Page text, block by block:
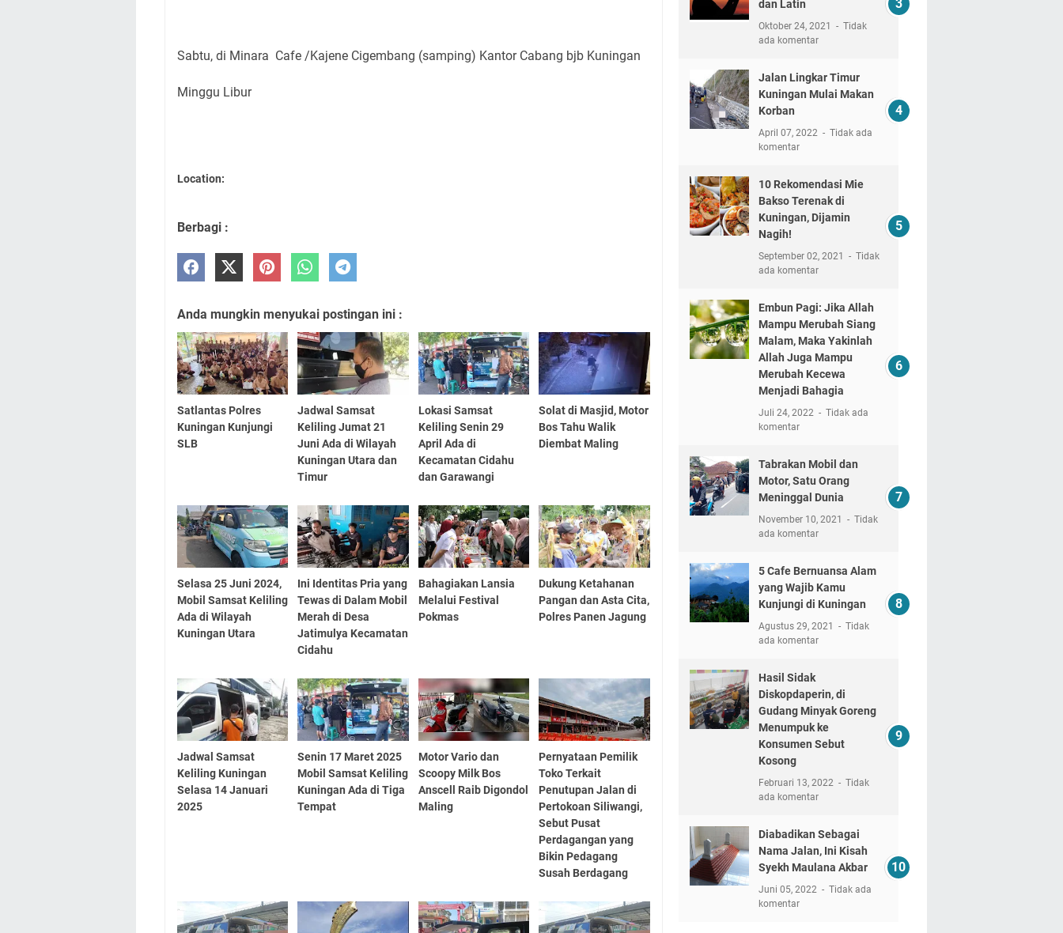
Sabtu, di Minara Cafe /Kajene Cigembang (samping) Kantor Cabang bjb Kuningan
Minggu Libur
Location:
Berbagi :
Anda mungkin menyukai postingan ini :
Satlantas Polres
Kuningan Kunjungi
SLB
Jadwal Samsat
Keliling Jumat 21
Juni Ada di Wilayah
Kuningan Utara dan
Timur
Lokasi Samsat
Keliling Senin 29
April Ada di
Kecamatan Cidahu
dan Garawangi
Solat di Masjid, Motor
Bos Tahu Walik
Diembat Maling
Selasa 25 Juni 2024,
Mobil Samsat Keliling
Ada di Wilayah
Kuningan Utara
Ini Identitas Pria yang
Tewas di Dalam Mobil
Merah di Desa
Jatimulya Kecamatan
Cidahu
Bahagiakan Lansia
Melalui Festival
Pokmas
Dukung Ketahanan
Pangan dan Asta Cita,
Polres Panen Jagung
Jadwal Samsat
Keliling Kuningan
Selasa 14 Januari
2025
Senin 17 Maret 2025
Mobil Samsat Keliling
Kuningan Ada di Tiga
Tempat
Motor Vario dan
Scoopy Milk Bos
Anscell Raib Digondol
Maling
Pernyataan Pemilik
Toko Terkait
Penutupan Jalan di
Pertokoan Siliwangi,
Sebut Pusat
Perdagangan yang
Bikin Pedagang
Susah Berdagang
dan Latin
Oktober 24, 2021
Tidak
ada komentar
Jalan Lingkar Timur
Kuningan Mulai Makan
Korban
April 07, 2022
Tidak ada
komentar
10 Rekomendasi Mie
Bakso Terenak di
Kuningan, Dijamin
Nagih!
September 02, 2021
Tidak
ada komentar
Embun Pagi: Jika Allah
Mampu Merubah Siang
Malam, Maka Yakinlah
Allah Juga Mampu
Merubah Kecewa
Menjadi Bahagia
Juli 24, 2022
Tidak ada
komentar
Tabrakan Mobil dan
Motor, Satu Orang
Meninggal Dunia
November 10, 2021
Tidak
ada komentar
5 Cafe Bernuansa Alam
yang Wajib Kamu
Kunjungi di Kuningan
Agustus 29, 2021
Tidak
ada komentar
Hasil Sidak
Diskopdaperin, di
Gudang Minyak Goreng
Menumpuk ke
Konsumen Sebut
Kosong
Februari 13, 2022
Tidak
ada komentar
Diabadikan Sebagai
Nama Jalan, Ini Kisah
Syekh Maulana Akbar
Juni 05, 2022
Tidak ada
komentar